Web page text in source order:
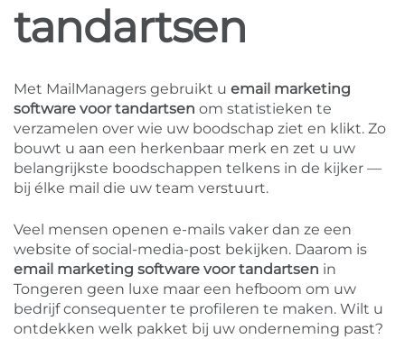
tandartsen
Met MailManagers gebruikt u email marketing
software voor tandartsen om statistieken te
verzamelen over wie uw boodschap ziet en klikt. Zo
bouwt u aan een herkenbaar merk en zet u uw
belangrijkste boodschappen telkens in de kijker —
bij élke mail die uw team verstuurt.
Veel mensen openen e-mails vaker dan ze een
website of social-media-post bekijken. Daarom is
email marketing software voor tandartsen in
Tongeren geen luxe maar een hefboom om uw
bedrijf consequenter te profileren te maken. Wilt u
ontdekken welk pakket bij uw onderneming past?